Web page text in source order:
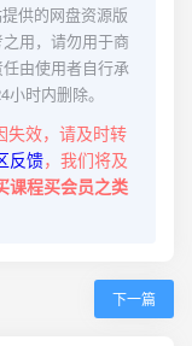
供的网盘资源版
用，请勿用于商
由使用者自行承
时内删除。
失效，请及时转
反馈，我们将及
课程买会员之类
下一篇